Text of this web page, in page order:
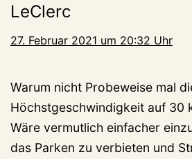
LeClerc
27. Februar 2021 um 20:32 Uhr
Warum nicht Probeweise mal
Höchstgeschwindigkeit auf 30
Wäre vermutlich einfacher
das Parken zu verbieten und